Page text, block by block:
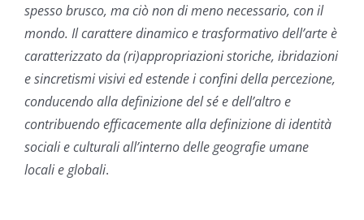
spesso brusco, ma ciò non di meno necessario, con il
mondo. Il carattere dinamico e trasformativo dell’arte è
caratterizzato da (ri)appropriazioni storiche, ibridazioni
e sincretismi visivi ed estende i confini della percezione,
conducendo alla definizione del sé e dell’altro e
contribuendo efficacemente alla definizione di identità
sociali e culturali all’interno delle geografie umane
locali e globali.